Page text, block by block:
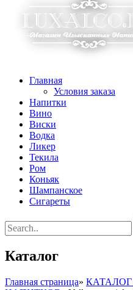
Главная
Условия заказа
Напитки
Вино
Виски
Водка
Ликер
Текила
Ром
Коньяк
Шампанское
Сигареты
Каталог
Главная страница»